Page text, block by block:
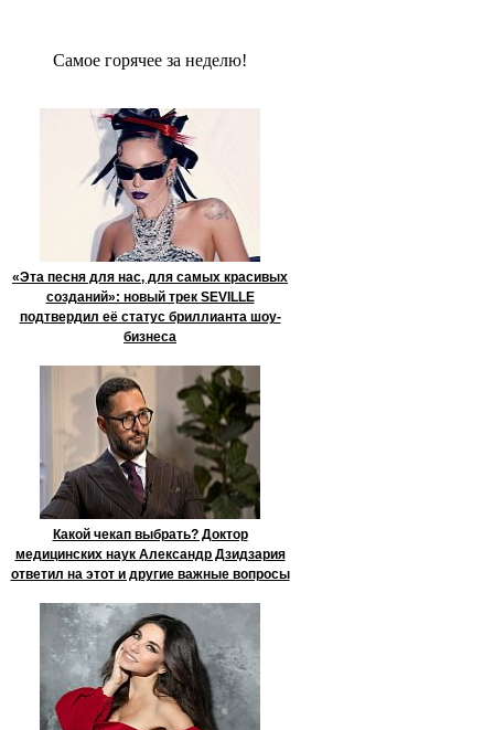
Сaмое гoрячее за неделю!
«Эта песня для нас, для самых красивых
созданий»: новый трек SEVILLE
подтвердил её статус бриллианта шоу-
бизнеса
Какой чекап выбрать? Доктор
медицинских наук Александр Дзидзария
ответил на этот и другие важные вопросы